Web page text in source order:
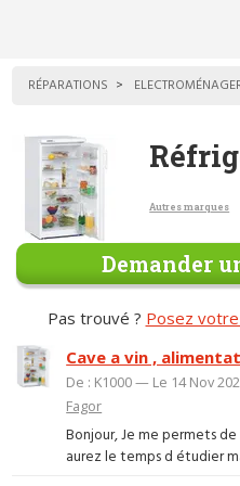
RÉPARATIONS
Autres marques
Demander
Pas trouvé ? Posez
Cave a vin ,
De : K1000 — Le 14 Nov
Fagor
Bonjour, Je me permets de
aurez le temps d étudier